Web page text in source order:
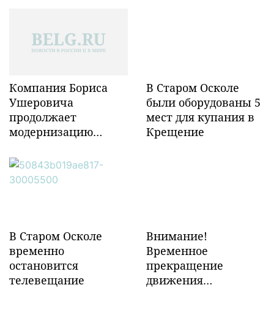
Компания Бориса
Ушеровича
продолжает
модернизацию
инфраструктуры в
Забайкалье
В Старом Осколе
были оборудованы 5
мест для купания в
Крещение
В Старом Осколе
временно
остановится
телевещание
Внимание!
Временное
прекращение
движения